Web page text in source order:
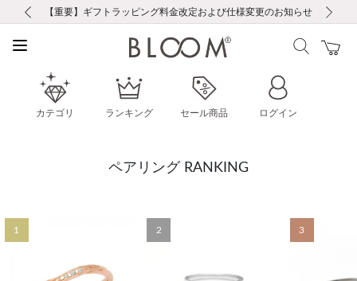
お修理・アフターサービスのご案内
【重要】令和８年熊本地震に伴う集配への影響について
【重要】ギフトラッピング料金改定および仕様変更のお知らせ
【重要】夏季休業の営業についてのご案内
税込5,500円以上で送料無料｜最短24時間以内に発送
新規会員登録で1000ポイントプレゼント！
新規LINE友だち登録で500円クーポンプレゼント
会員限定！レビュー投稿で100ポイントプレゼント
お修理・アフターサービスのご案内
【重要】令和８年熊本地震に伴う集配への影響について
カテゴリ ランキング セール商品 ログイン
ペアリング RANKING
1 2 3